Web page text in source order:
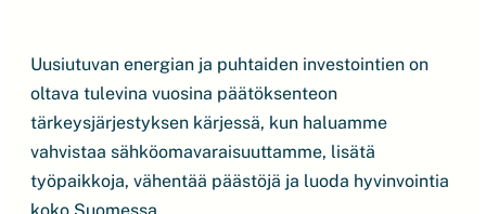
Uusiutuvan energian ja puhtaiden investointien on
oltava tulevina vuosina päätöksenteon
tärkeysjärjestyksen kärjessä, kun haluamme
vahvistaa sähköomavaraisuuttamme, lisätä
työpaikkoja, vähentää päästöjä ja luoda hyvinvointia
koko Suomessa.